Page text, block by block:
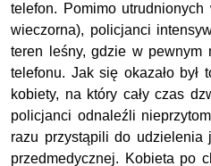
telefon. Pomimo utrudnionych
wieczorna), policjanci
teren leśny, gdzie w pewnym
telefonu. Jak się okazało był
kobiety, na który cały czas
policjanci odnaleźli
razu przystąpili do udzielenia
przedmedycznej. Kobieta po